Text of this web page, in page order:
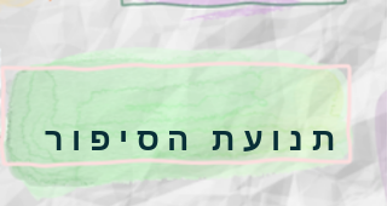
תנועת הסיפור